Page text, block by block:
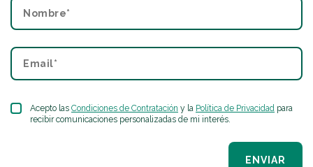
Acepto las Condiciones de Contratación y la Política de Privacidad para
recibir comunicaciones personalizadas de mi interés.
ENVIAR